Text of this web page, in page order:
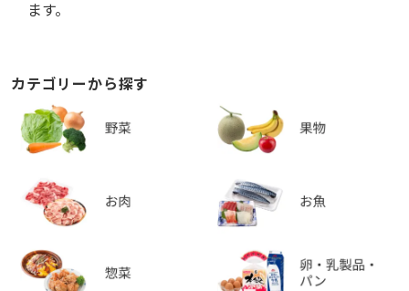
ます。
カテゴリーから探す